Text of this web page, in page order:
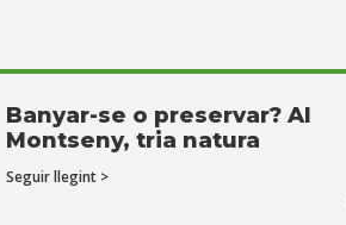
Banyar-se o preservar? Al
Montseny, tria natura
Seguir llegint >